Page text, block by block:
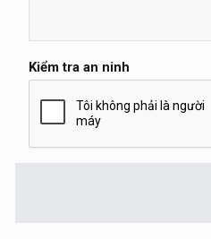
Kiểm tra an ninh